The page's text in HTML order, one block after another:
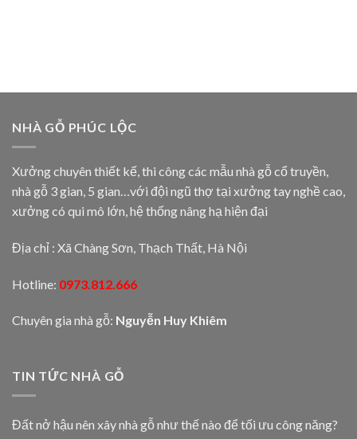
NHÀ GỖ PHÚC LỘC
Xưởng chuyên thiết kế, thi công các mẫu nhà gỗ cổ truyền,
nhà gỗ 3 gian, 5 gian…với đội ngũ thợ tại xưởng tay nghề cao,
xưởng có qui mô lớn, hệ thống nâng hạ hiện đại
Địa chỉ : Xã Chàng Sơn, Thạch Thất, Hà Nội
Hotline: 0973.812.666
Chuyên gia nhà gỗ: Nguyễn Huy Khiêm
TIN TỨC NHÀ GỖ
Đất nở hậu nên xây nhà gỗ như thế nào để tối ưu công năng?